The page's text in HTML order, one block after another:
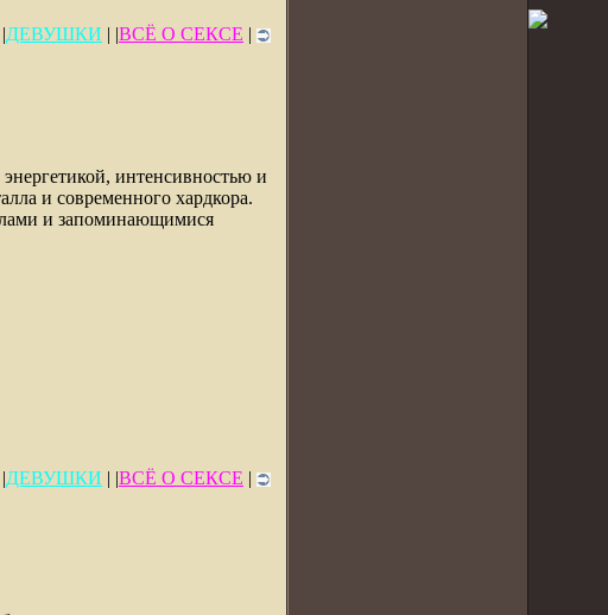
ДЕВУШКИ | |ВСЁ О СЕКСЕ |
интенсивностью и
и современного хардкора.
и запоминающимися
ДЕВУШКИ | |ВСЁ О СЕКСЕ |